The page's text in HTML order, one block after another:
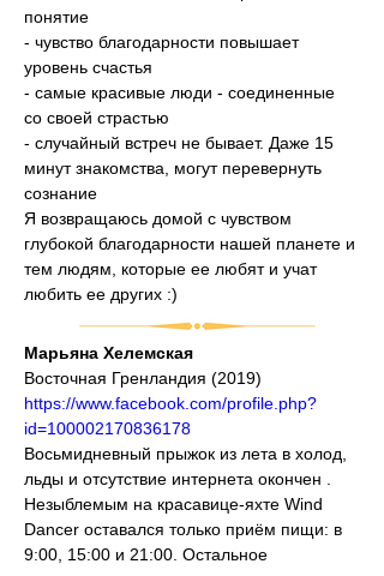
понятие
- чувство благодарности повышает
уровень счастья
- самые красивые люди - соединенные
со своей страстью
- случайный встреч не бывает. Даже 15
минут знакомства, могут перевернуть
сознание
Я возвращаюсь домой с чувством
глубокой благодарности нашей планете и
тем людям, которые ее любят и учат
любить ее других :)
Марьяна Хелемская
Восточная Гренландия (2019)
https://www.facebook.com/profile.php?
id=100002170836178
Восьмидневный прыжок из лета в холод,
льды и отсутствие интернета окончен .
Незыблемым на красавице-яхте Wind
Dancer оставался только приём пищи: в
9:00, 15:00 и 21:00. Остальное